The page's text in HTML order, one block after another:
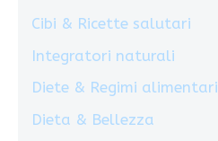
Cibi & Ricette salutari
Integratori naturali
Diete & Regimi alimentari
Dieta & Bellezza